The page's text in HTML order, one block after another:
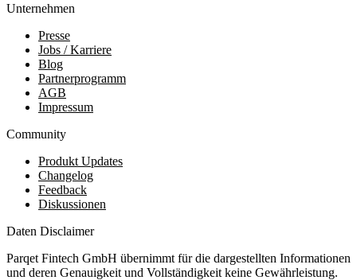
Unternehmen
Presse
Jobs / Karriere
Blog
Partnerprogramm
AGB
Impressum
Community
Produkt Updates
Changelog
Feedback
Diskussionen
Daten Disclaimer
Parqet Fintech GmbH übernimmt für die dargestellten Informationen
und deren Genauigkeit und Vollständigkeit keine Gewährleistung.